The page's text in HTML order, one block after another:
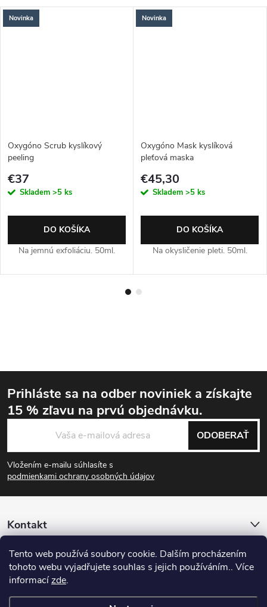
Tento web používá soubory cookie. Dalším procházením
tohoto webu vyjadřujete souhlas s jejich používáním.. Více
informacízde.
Novinka
Oxygóno Scrub kyslíkový
peeling
€37
Skladem >5 ks
DO KOŠÍKA
Na jemnú exfoliáciu. 50ml.
Novinka
Oxygóno Mask kyslíková
pleťová maska
€45,30
Skladem >5 ks
DO KOŠÍKA
Na okysličenie pleti. 50ml.
Zápätie
Prihláste sa na odber noviniek a získajte
15 % zľavu na prvú objednávku.
Vložením e-mailu súhlasíte s
podmienkami ochrany osobných údajov
ODOBERAŤ
Kontakt
Informácie pre vás